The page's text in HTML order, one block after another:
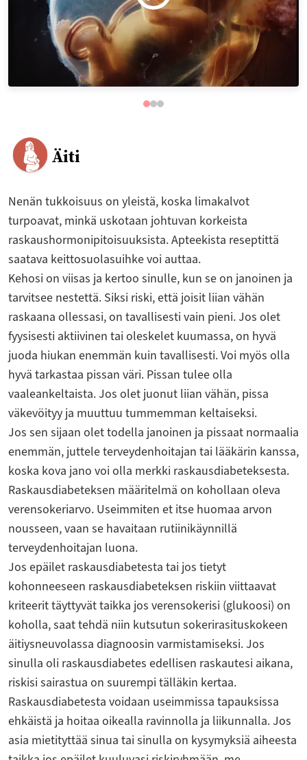
Äiti
Nenän tukkoisuus on yleistä, koska limakalvot
turpoavat, minkä uskotaan johtuvan korkeista
raskaushormonipitoisuuksista. Apteekista reseptittä
saatava keittosuolasuihke voi auttaa.
Kehosi on viisas ja kertoo sinulle, kun se on janoinen ja
tarvitsee nestettä. Siksi riski, että joisit liian vähän
raskaana ollessasi, on tavallisesti vain pieni. Jos olet
fyysisesti aktiivinen tai oleskelet kuumassa, on hyvä
juoda hiukan enemmän kuin tavallisesti. Voi myös olla
hyvä tarkastaa pissan väri. Pissan tulee olla
vaaleankeltaista. Jos olet juonut liian vähän, pissa
väkevöityy ja muuttuu tummemman keltaiseksi.
Jos sen sijaan olet todella janoinen ja pissaat normaalia
enemmän, juttele terveydenhoitajan tai lääkärin kanssa,
koska kova jano voi olla merkki raskausdiabeteksesta.
Raskausdiabeteksen määritelmä on kohollaan oleva
verensokeriarvo. Useimmiten et itse huomaa arvon
nousseen, vaan se havaitaan rutiinikäynnillä
terveydenhoitajan luona.
Jos epäilet raskausdiabetesta tai jos tietyt
kohonneeseen raskausdiabeteksen riskiin viittaavat
kriteerit täyttyvät taikka jos verensokerisi (glukoosi) on
koholla, saat tehdä niin kutsutun sokerirasituskokeen
äitiysneuvolassa diagnoosin varmistamiseksi. Jos
sinulla oli raskausdiabetes edellisen raskautesi aikana,
riskisi sairastua on suurempi tälläkin kertaa.
Raskausdiabetesta voidaan useimmissa tapauksissa
ehkäistä ja hoitaa oikealla ravinnolla ja liikunnalla. Jos
asia mietityttää sinua tai sinulla on kysymyksiä aiheesta